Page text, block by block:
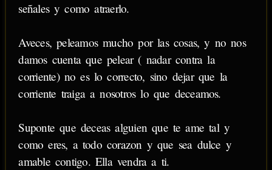
señales y como atraerlo.
Aveces, peleamos mucho por las cosas, y no nos
damos cuenta que pelear ( nadar contra la
corriente) no es lo correcto, sino dejar que la
corriente traiga a nosotros lo que deceamos.
Suponte que deceas alguien que te ame tal y
como eres, a todo corazon y que sea dulce y
amable contigo. Ella vendra a ti.